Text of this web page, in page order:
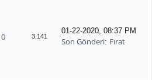
0 3,141
01-22-2020, 08:37 PM
Son Gönderi: Fırat